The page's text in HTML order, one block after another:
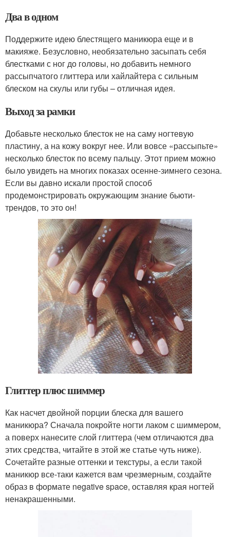
Два в одном
Поддержите идею блестящего маникюра еще и в
макияже. Безусловно, необязательно засыпать себя
блестками с ног до головы, но добавить немного
рассыпчатого глиттера или хайлайтера с сильным
блеском на скулы или губы – отличная идея.
Выход за рамки
Добавьте несколько блесток не на саму ногтевую
пластину, а на кожу вокруг нее. Или вовсе «рассыпьте»
несколько блесток по всему пальцу. Этот прием можно
было увидеть на многих показах осенне-зимнего сезона.
Если вы давно искали простой способ
продемонстрировать окружающим знание бьюти-
трендов, то это он!
Глиттер плюс шиммер
Как насчет двойной порции блеска для вашего
маникюра? Сначала покройте ногти лаком с шиммером,
а поверх нанесите слой глиттера (чем отличаются два
этих средства, читайте в этой же статье чуть ниже).
Сочетайте разные оттенки и текстуры, а если такой
маникюр все-таки кажется вам чрезмерным, создайте
образ в формате negative space, оставляя края ногтей
ненакрашенными.